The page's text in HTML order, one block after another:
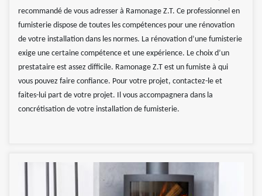
recommandé de vous adresser à Ramonage Z.T. Ce professionnel en
fumisterie dispose de toutes les compétences pour une rénovation
de votre installation dans les normes. La rénovation d’une fumisterie
exige une certaine compétence et une expérience. Le choix d’un
prestataire est assez difficile. Ramonage Z.T est un fumiste à qui
vous pouvez faire confiance. Pour votre projet, contactez-le et
faites-lui part de votre projet. Il vous accompagnera dans la
concrétisation de votre installation de fumisterie.